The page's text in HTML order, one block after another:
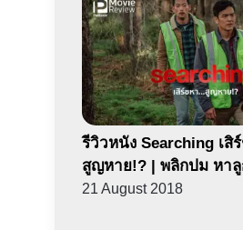
รีวิวหนัง Searching เสิ
สูญหาย!? | พลิกปม หา
21 August 2018